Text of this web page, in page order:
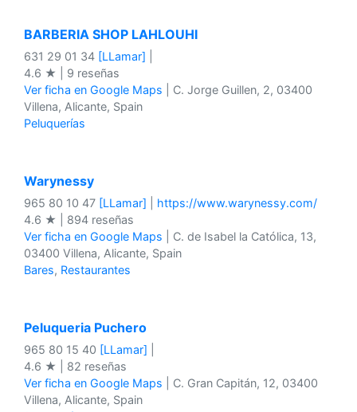
BARBERIA SHOP LAHLOUHI
631 29 01 34 [LLamar]
4.6 ★ | 9 reseñas
Ver ficha en Google Maps | C. Jorge Guillen, 2, 03400
Villena, Alicante, Spain
Peluquerías
Warynessy
965 80 10 47 [LLamar]
https://www.warynessy.com/
4.6 ★ | 894 reseñas
Ver ficha en Google Maps | C. de Isabel la Católica, 13,
03400 Villena, Alicante, Spain
Bares, Restaurantes
Peluqueria Puchero
965 80 15 40 [LLamar]
4.6 ★ | 82 reseñas
Ver ficha en Google Maps | C. Gran Capitán, 12, 03400
Villena, Alicante, Spain